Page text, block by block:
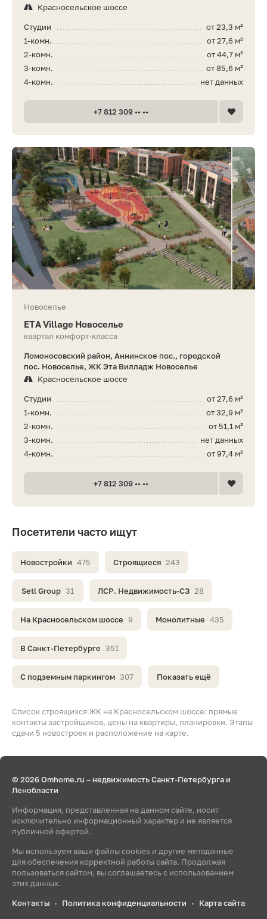
Список строящихся ЖК на Красносельском шоссе: прямые
контакты застройщиков, цены на квартиры, планировки. Этапы
сдачи 5 новостроек и расположение на карте.
Посетители часто ищут
Новостройки 475 Строящиеся 243
Setl Group 31 ЛСР. Недвижимость-СЗ 28
На Красносельском шоссе 9 Монолитные 435
В Санкт-Петербурге 351
С подземным паркингом 307 Показать ещё
Красносельское шоссе
от 23,3 м²
Студии
от 27,6 м²
1-комн.
от 44,7 м²
2-комн.
от 85,6 м²
3-комн.
нет данных
4-комн.
+7 812 309 •• ••
Новоселье
ETA Village Новоселье
квартал комфорт-класса
Ломоносовский район, Аннинское пос., городской
пос. Новоселье, ЖК Эта Вилладж Новоселье
Красносельское шоссе
от 27,6 м²
Студии
от 32,9 м²
1-комн.
от 51,1 м²
2-комн.
нет данных
3-комн.
от 97,4 м²
4-комн.
+7 812 309 •• ••
© 2026 Omhome.ru – недвижимость Санкт-Петербурга и
Ленобласти
Информация, представленная на данном сайте, носит
исключительно информационный характер и не является
публичной офертой.
Мы используем ваши файлы cookies и другие метаданные
для обеспечения корректной работы сайта. Продолжая
пользоваться сайтом, вы соглашаетесь с использованием
этих данных.
Контакты • Политика конфиденциальности • Карта сайта